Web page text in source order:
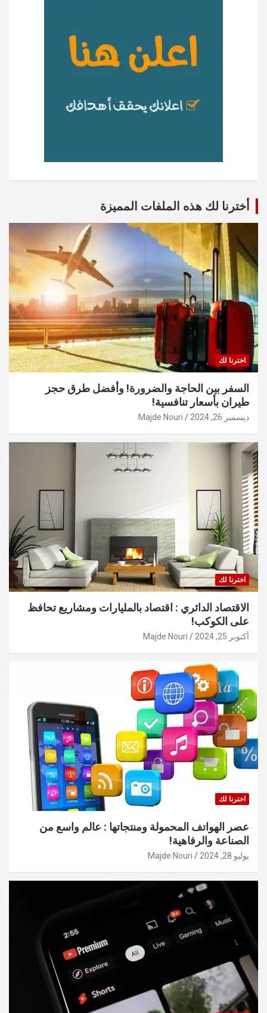
أخترنا لك هذه الملفات المميزة
اخترنا لك
السفر بين الحاجة والضرورة! وأفضل طرق حجز
طيران بأسعار تنافسية!
ديسمبر 26, 2024 Majde Nouri
اخترنا لك
الاقتصاد الدائري : اقتصاد بالمليارات ومشاريع تحافظ
على الكوكب!
أكتوبر 25, 2024 Majde Nouri
اخترنا لك
عصر الهواتف المحمولة ومنتجاتها : عالم واسع من
الصناعة والرفاهية!
يوليو 28, 2024 Majde Nouri